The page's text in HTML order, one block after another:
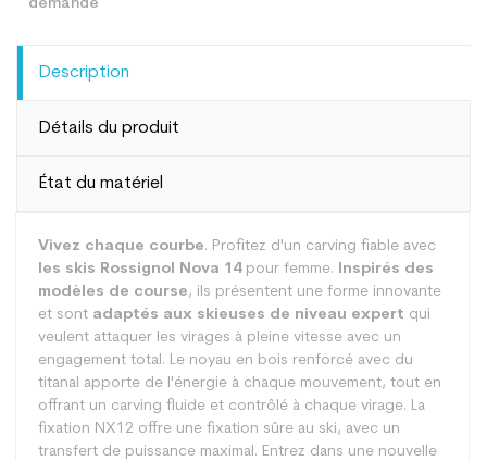
Description
Détails du produit
État du matériel
Vivez chaque courbe. Profitez d'un carving fiable avec
les skis Rossignol Nova 14pour femme. Inspirés des
modèles de course, ils présentent une forme innovante
et sont adaptés aux skieuses de niveau expert qui
veulent attaquer les virages à pleine vitesse avec un
engagement total. Le noyau en bois renforcé avec du
titanal apporte de l'énergie à chaque mouvement, tout en
offrant un carving fluide et contrôlé à chaque virage. La
fixation NX12 offre une fixation sûre au ski, avec un
transfert de puissance maximal. Entrez dans une nouvelle